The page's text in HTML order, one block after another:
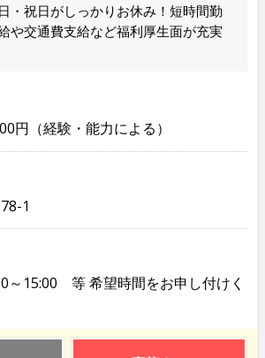
・祝日がしっかりお休み！短時間勤
や交通費支給など福利厚生面が充実
円（経験・能力による）
1
～15:00 等 希望時間をお申し付けく